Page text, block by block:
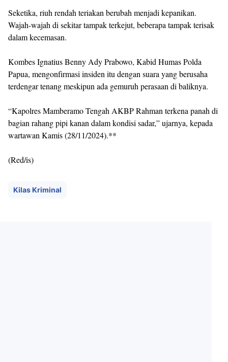
Seketika, riuh rendah teriakan berubah menjadi kepanikan.
Wajah-wajah di sekitar tampak terkejut, beberapa tampak terisak
dalam kecemasan.
Kombes Ignatius Benny Ady Prabowo, Kabid Humas Polda
Papua, mengonfirmasi insiden itu dengan suara yang berusaha
terdengar tenang meskipun ada gemuruh perasaan di baliknya.
“Kapolres Mamberamo Tengah AKBP Rahman terkena panah di
bagian rahang pipi kanan dalam kondisi sadar,” ujarnya, kepada
wartawan Kamis (28/11/2024).**
(Red/is)
Kilas Kriminal